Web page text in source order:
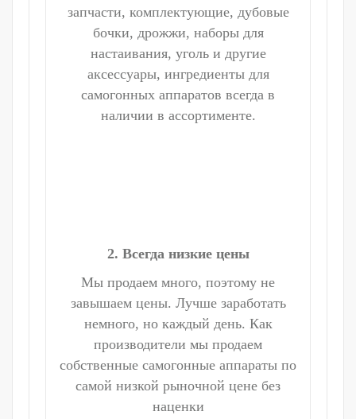
запчасти, комплектующие, дубовые
бочки, дрожжи, наборы для
настаивания, уголь и другие
аксессуары, ингредиенты для
самогонных аппаратов всегда в
наличии в ассортименте.
2. Всегда низкие цены
Мы продаем много, поэтому не
завышаем цены. Лучше заработать
немного, но каждый день. Как
производители мы продаем
собственные самогонные аппараты по
самой низкой рыночной цене без
наценки